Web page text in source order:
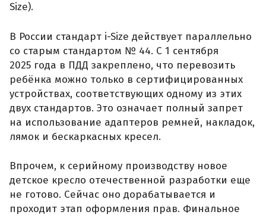
Size).
В России стандарт i-Size действует параллельно
со старым стандартом № 44. С 1 сентября
2025 года в ПДД закреплено, что перевозить
ребёнка можно только в сертифицированных
устройствах, соответствующих одному из этих
двух стандартов. Это означает полный запрет
на использование адаптеров ремней, накладок,
лямок и бескаркасных кресел.
Впрочем, к серийному производству новое
детское кресло отечественной разработки еще
не готово. Сейчас оно дорабатывается и
проходит этап оформления прав. Финальное